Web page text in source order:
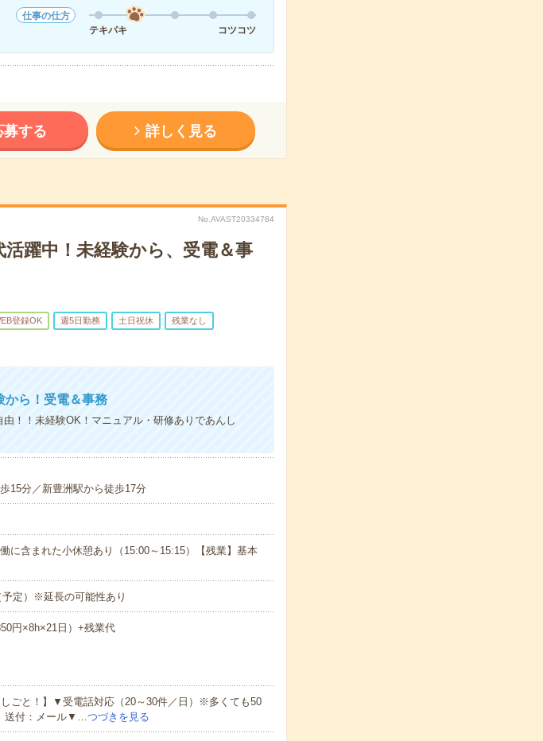
仕事の仕方
テキパキ
コツコツ
募する 詳しく見る
No.AVAST20334784
躍中！未経験から、受電＆事
登録OK 週5日勤務 土日祝休 残業なし
から！受電＆事務
！！未経験OK！マニュアル・研修ありであんし
15分／新豊洲駅から徒歩17分
に含まれた小休憩あり（15:00～15:15）【残業】基本
予定）※延長の可能性あり
円×8h×21日）+残業代
しごと！】▼受電話対応（20～30件／日）※多くても50
送付：メール▼…つづきを見る